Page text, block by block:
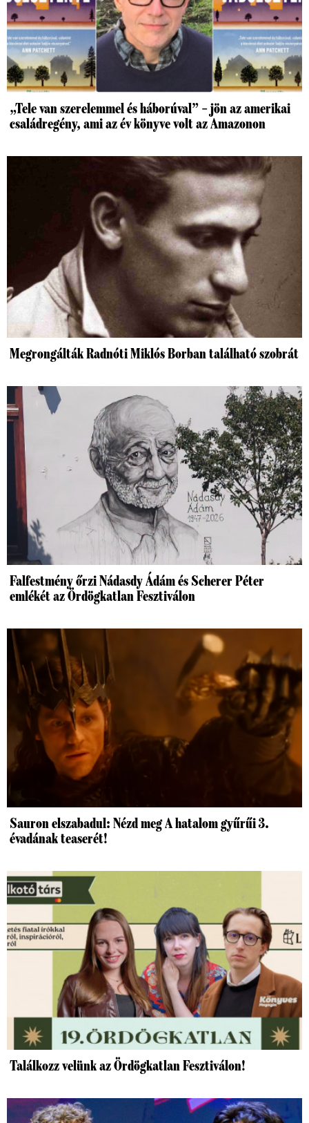
„Tele van szerelemmel és háborúval” – jön az amerikai
családregény, ami az év könyve volt az Amazonon
Megrongálták Radnóti Miklós Borban található szobrát
Falfestmény őrzi Nádasdy Ádám és Scherer Péter
emlékét az Ördögkatlan Fesztiválon
Sauron elszabadul: Nézd meg A hatalom gyűrűi 3.
évadának teaserét!
Találkozz velünk az Ördögkatlan Fesztiválon!